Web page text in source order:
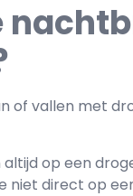
of vallen met
op een
niet direct op